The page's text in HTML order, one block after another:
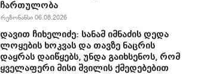
ჩართულობა
რეზონანსი 06.08.2026
დავით ჩიხელიძე: სანამ იმნაძის დედა
ლოყების ხოკვას და თავზე ნაცრის
დაყრას დაიწყებს, უნდა გაიხსენოს, რომ
ყველაფერი მისი შვილის ქმედებებით